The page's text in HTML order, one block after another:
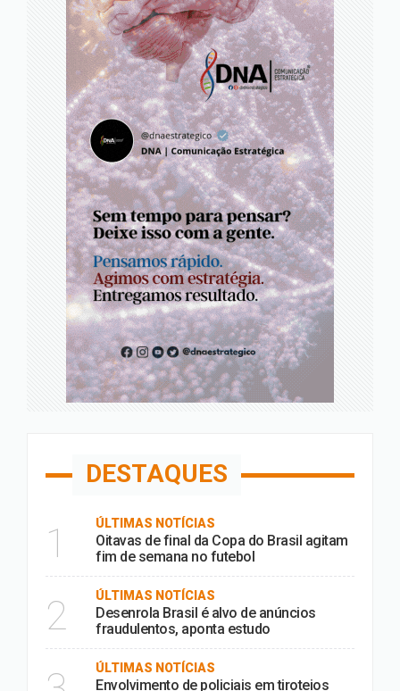
DESTAQUES
1 ÚLTIMAS NOTÍCIAS
Oitavas de final da Copa do Brasil agitam
fim de semana no futebol
2 ÚLTIMAS NOTÍCIAS
Desenrola Brasil é alvo de anúncios
fraudulentos, aponta estudo
ÚLTIMAS NOTÍCIAS
Envolvimento de policiais em tiroteios